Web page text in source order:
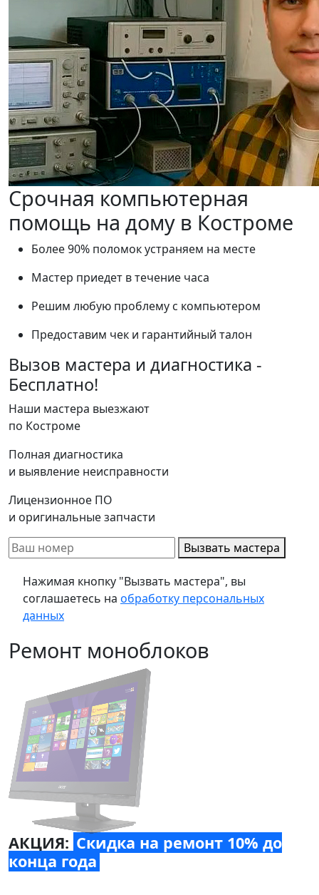
Срочная компьютерная
помощь на дому в Костроме
Более 90% поломок устраняем на месте
Мастер приедет в течение часа
Решим любую проблему с компьютером
Предоставим чек и гарантийный талон
Вызов мастера и диагностика -
Бесплатно!
Наши мастера выезжают
по Костроме
Полная диагностика
и выявление неисправности
Лицензионное ПО
и оригинальные запчасти
Вызвать мастера
Нажимая кнопку "Вызвать мастера", вы
соглашаетесь на обработку персональных
данных
Ремонт моноблоков
АКЦИЯ: Скидка на ремонт 10% до
конца года